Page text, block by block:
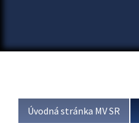
Úvodná stránka MV SR